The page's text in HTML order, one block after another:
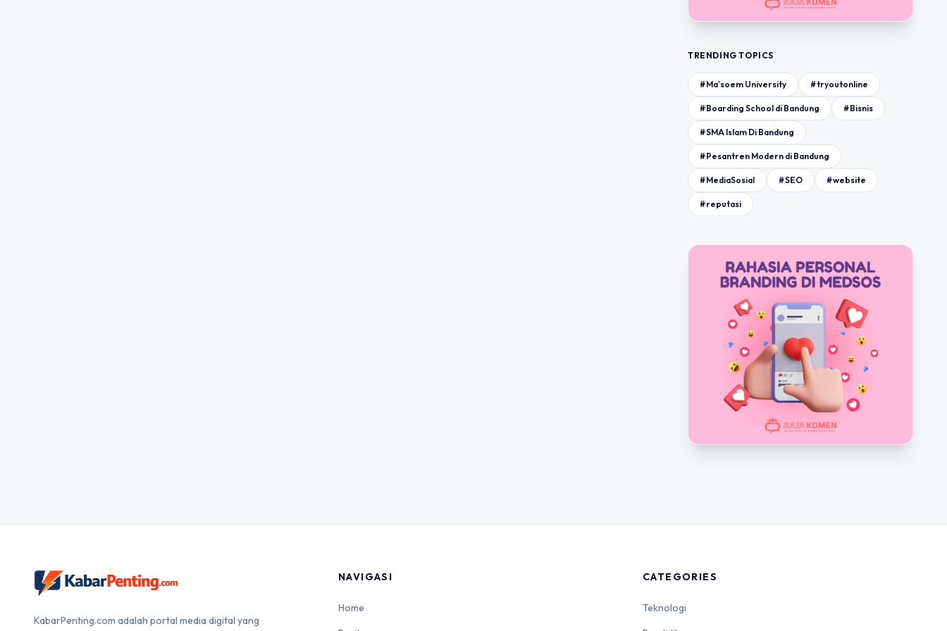
TRENDING TOPICS
#Ma'soem University #tryoutonline
#Boarding School di Bandung #Bisnis
#SMA Islam Di Bandung
#Pesantren Modern di Bandung
#MediaSosial #SEO #website
#reputasi
KabarPenting.com adalah portal media digital yang
NAVIGASI
Home
CATEGORIES
Teknologi